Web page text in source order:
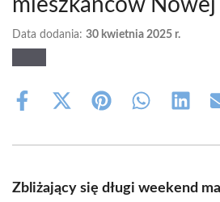
mieszkańców Nowej
Data dodania: 30 kwietnia 2025 r.
Share
Share
(Twitter)
Share Share Share
Zbliżający się długi weekend